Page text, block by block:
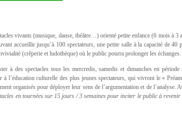
vivants (musique, danse, théâtre…) orienté petite enfance (6 mois à
accueillir jusqu’à 100 spectateurs, une petite salle à la capacité de 40
(crêperie et ludothèque) où le public pourra prolonger les échanges.
à des spectacles tous les mercredis, samedis et dimanches en
à l’éducation culturelle des plus jeunes spectateurs, qui vivront le «
organisés pour déployer leur sens de l’argumentation et de l’analyse.
en tournées sur 15 jours / 3 semaines pour inciter le public à